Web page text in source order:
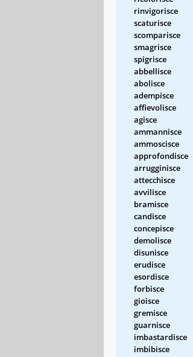
rinvigorisce
scaturisce
scomparisce
smagrisce
spigrisce
abbellisce
abolisce
adempisce
affievolisce
agisce
ammannisce
ammoscisce
approfondisce
arrugginisce
attecchisce
avvilisce
bramisce
candisce
concepisce
demolisce
disunisce
erudisce
esordisce
forbisce
gioisce
gremisce
guarnisce
imbastardisce
imbibisce